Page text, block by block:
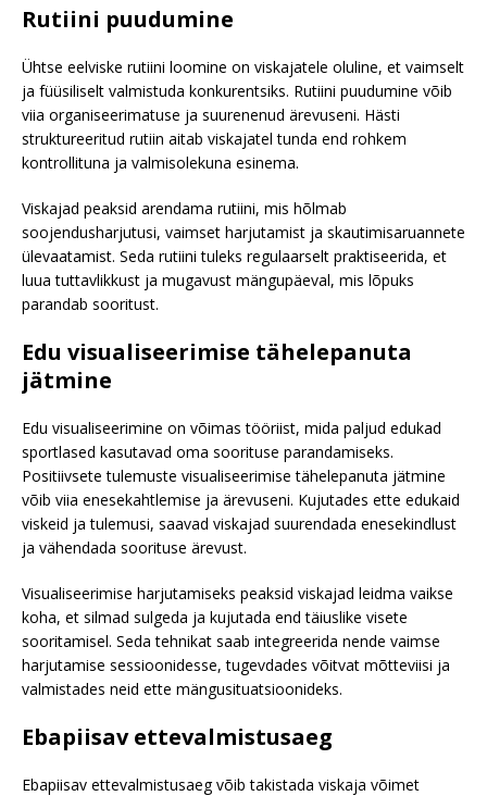
Rutiini puudumine
Ühtse eelviske rutiini loomine on viskajatele oluline, et vaimselt
ja füüsiliselt valmistuda konkurentsiks. Rutiini puudumine võib
viia organiseerimatuse ja suurenenud ärevuseni. Hästi
struktureeritud rutiin aitab viskajatel tunda end rohkem
kontrollituna ja valmisolekuna esinema.
Viskajad peaksid arendama rutiini, mis hõlmab
soojendusharjutusi, vaimset harjutamist ja skautimisaruannete
ülevaatamist. Seda rutiini tuleks regulaarselt praktiseerida, et
luua tuttavlikkust ja mugavust mängupäeval, mis lõpuks
parandab sooritust.
Edu visualiseerimise tähelepanuta
jätmine
Edu visualiseerimine on võimas tööriist, mida paljud edukad
sportlased kasutavad oma soorituse parandamiseks.
Positiivsete tulemuste visualiseerimise tähelepanuta jätmine
võib viia enesekahtlemise ja ärevuseni. Kujutades ette edukaid
viskeid ja tulemusi, saavad viskajad suurendada enesekindlust
ja vähendada soorituse ärevust.
Visualiseerimise harjutamiseks peaksid viskajad leidma vaikse
koha, et silmad sulgeda ja kujutada end täiuslike visete
sooritamisel. Seda tehnikat saab integreerida nende vaimse
harjutamise sessioonidesse, tugevdades võitvat mõtteviisi ja
valmistades neid ette mängusituatsioonideks.
Ebapiisav ettevalmistusaeg
Ebapiisav ettevalmistusaeg võib takistada viskaja võimet